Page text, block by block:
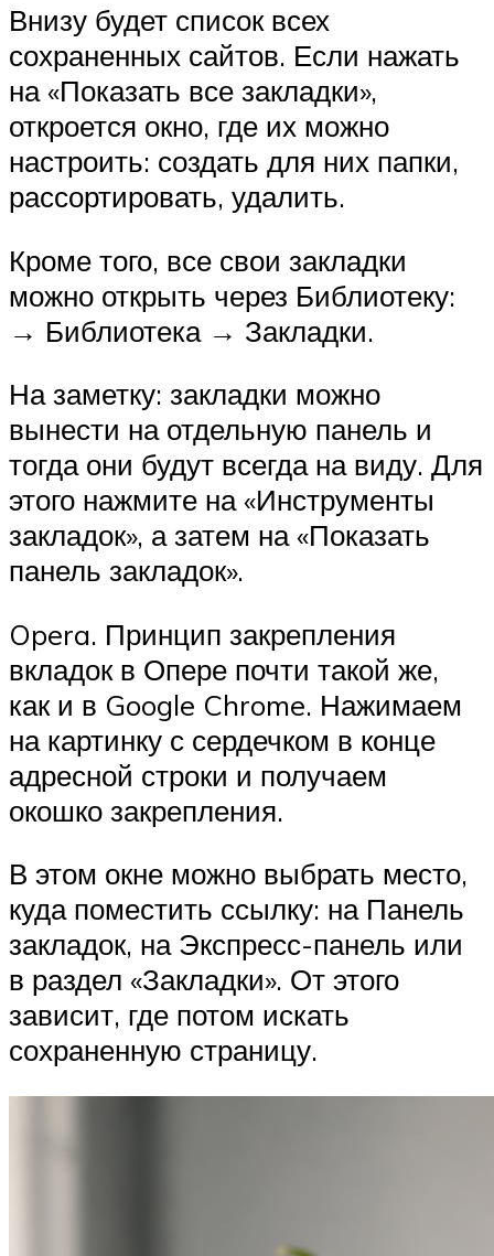
Внизу будет список всех
сохраненных сайтов. Если нажать
на «Показать все закладки»,
откроется окно, где их можно
настроить: создать для них папки,
рассортировать, удалить.
Кроме того, все свои закладки
можно открыть через Библиотеку:
→ Библиотека → Закладки.
На заметку: закладки можно
вынести на отдельную панель и
тогда они будут всегда на виду. Для
этого нажмите на «Инструменты
закладок», а затем на «Показать
панель закладок».
Opera. Принцип закрепления
вкладок в Опере почти такой же,
как и в Google Chrome. Нажимаем
на картинку с сердечком в конце
адресной строки и получаем
окошко закрепления.
В этом окне можно выбрать место,
куда поместить ссылку: на Панель
закладок, на Экспресс-панель или
в раздел «Закладки». От этого
зависит, где потом искать
сохраненную страницу.